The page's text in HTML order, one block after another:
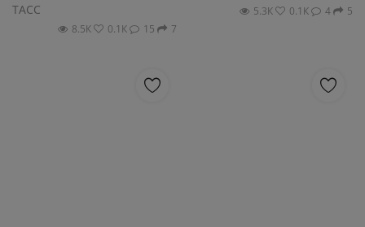
ТАСС
8.5К 0.1К 15 7
5.3К 0.1К 4 5